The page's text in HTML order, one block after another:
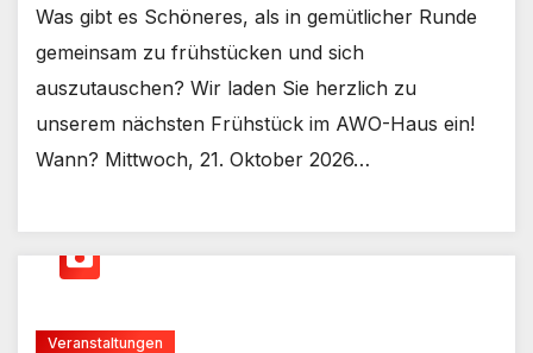
Was gibt es Schöneres, als in gemütlicher Runde
gemeinsam zu frühstücken und sich
auszutauschen? Wir laden Sie herzlich zu
unserem nächsten Frühstück im AWO-Haus ein!
Wann? Mittwoch, 21. Oktober 2026…
Veranstaltungen